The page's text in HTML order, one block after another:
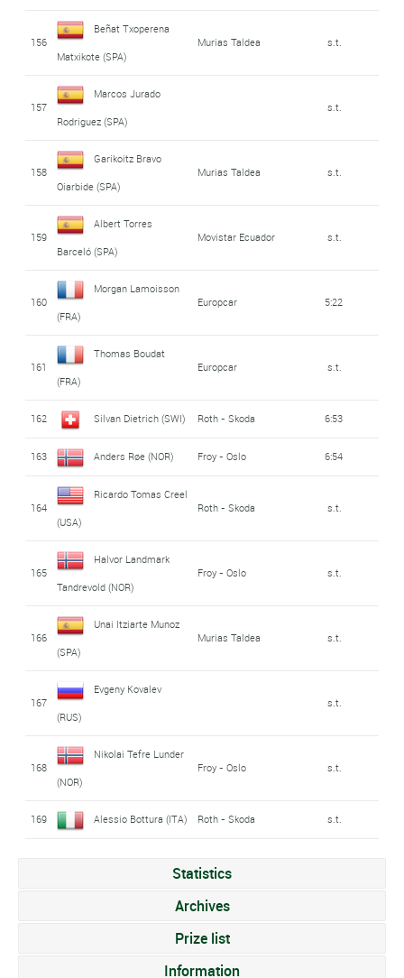
156
Beñat Txoperena
Matxikote (SPA)
Murias Taldea s.t.
157
Marcos Jurado
Rodriguez (SPA)
s.t.
158
Garikoitz Bravo
Oiarbide (SPA)
Murias Taldea s.t.
159
Albert Torres
Barceló (SPA)
Movistar Ecuador s.t.
160
Morgan Lamoisson
(FRA)
Europcar 5:22
161
Thomas Boudat
(FRA)
Europcar s.t.
162 Silvan Dietrich (SWI) Roth - Skoda 6:53
163 Anders Røe (NOR) Froy - Oslo 6:54
164
Ricardo Tomas Creel
(USA)
Roth - Skoda s.t.
165
Halvor Landmark
Tandrevold (NOR)
Froy - Oslo s.t.
166
Unai Itziarte Munoz
(SPA)
Murias Taldea s.t.
167
Evgeny Kovalev
(RUS)
s.t.
168
Nikolai Tefre Lunder
(NOR)
Froy - Oslo s.t.
169 Alessio Bottura (ITA) Roth - Skoda s.t.
Statistics
Archives
Prize list
Information